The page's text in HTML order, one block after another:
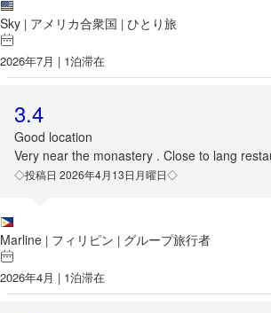
Sky | アメリカ合衆国 | ひとり旅
2026年7月 | 1泊滞在
3.4
Good location
Very near the monastery . Close to lang
◇投稿日 2026年4月13日月曜日◇
Marline | フィリピン | グループ旅行者
2026年4月 | 1泊滞在